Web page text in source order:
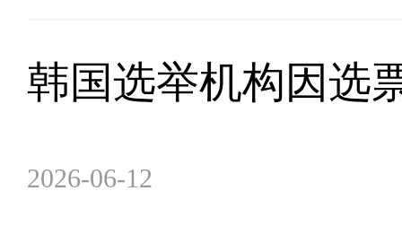
韩国选举机构因选
2026-06-12